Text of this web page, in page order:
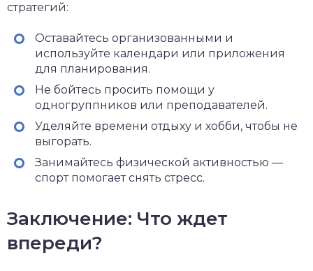
стратегий:
Оставайтесь организованными и
используйте календари или приложения
для планирования.
Не бойтесь просить помощи у
одногруппников или преподавателей.
Уделяйте времени отдыху и хобби, чтобы не
выгорать.
Занимайтесь физической активностью —
спорт помогает снять стресс.
Заключение: Что ждет
впереди?